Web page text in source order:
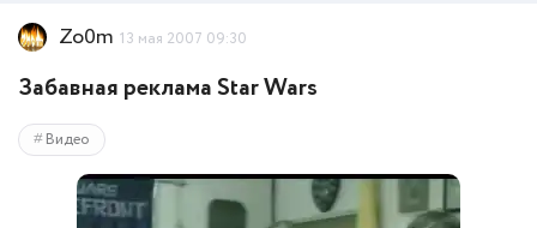
Zo0m 13 мая 2007 09:30
Забавная реклама Star Wars
Видео